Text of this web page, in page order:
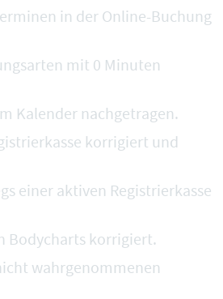
in der Online-Buchung
mit 0 Minuten
Kalender nachgetragen.
korrigiert und
einer aktiven Registrierkasse
Bodycharts korrigiert.
wahrgenommenen